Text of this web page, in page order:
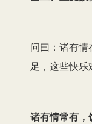
问曰：诸有
足，这些快乐
诸有情常有，